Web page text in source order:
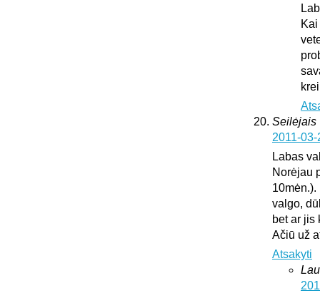
Seilėjais
2011-
Labas
Norėjau
valgo,
bet ar jis
Ačiū už
Atsakyti